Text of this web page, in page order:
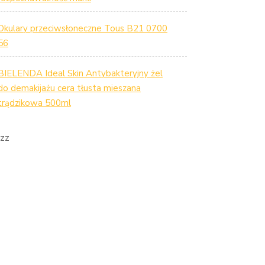
przeciwsłoneczne Tous B21 0700
Ideal Skin Antybakteryjny żel
demakijażu cera tłusta mieszana
500ml